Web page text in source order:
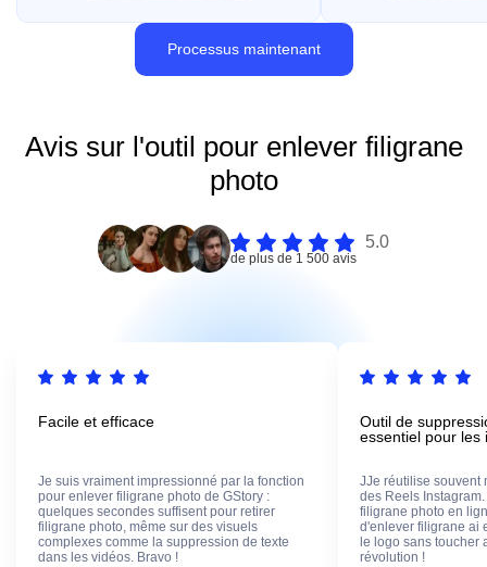
Processus maintenant
Avis sur l'outil pour enlever filigrane
photo
5.0
de plus de 1 500 avis
Facile et efficace
Je suis vraiment impressionné par la fonction
pour enlever filigrane photo de GStory :
quelques secondes suffisent pour retirer
filigrane photo, même sur des visuels
complexes comme la suppression de texte
dans les vidéos. Bravo !
Outil de
essentiel pour les
JJe réutilise souvent
des Reels
filigrane photo en
d'enlever filigrane ai
le logo sans toucher
révolution !